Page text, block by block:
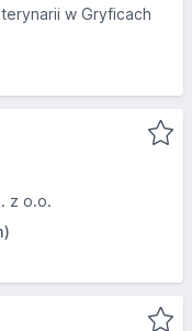
w Gryficach
z o.o.